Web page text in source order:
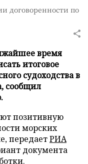
договоренности по
время
итоговое
судоходства в
сообщил
позитивную
морских
передаетРИА
документа